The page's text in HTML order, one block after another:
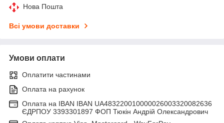
Нова Пошта
Всі умови доставки
Умови оплати
Оплатити частинами
Оплата на рахунок
Оплата на IBAN IBAN UA483220010000026003320082636
ЄДРПОУ 3393301897 ФОП Тюкін Андрій Олександрович